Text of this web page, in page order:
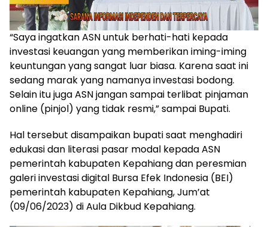
“Saya ingatkan ASN untuk berhati-hati kepada
investasi keuangan yang memberikan iming-iming
keuntungan yang sangat luar biasa. Karena saat ini
sedang marak yang namanya investasi bodong.
Selain itu juga ASN jangan sampai terlibat pinjaman
online (pinjol) yang tidak resmi,” sampai Bupati.
Hal tersebut disampaikan bupati saat menghadiri
edukasi dan literasi pasar modal kepada ASN
pemerintah kabupaten Kepahiang dan peresmian
galeri investasi digital Bursa Efek Indonesia (BEI)
pemerintah kabupaten Kepahiang, Jum’at
(09/06/2023) di Aula Dikbud Kepahiang.